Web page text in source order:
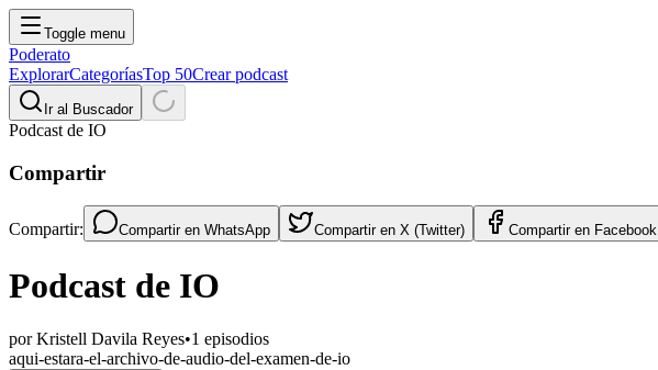
Toggle menu
Poderato
ExplorarCategoríasTop 50Crear podcast
Ir al Buscador
Podcast de IO
Compartir
Compartir: Compartir en WhatsApp Compartir en X (Twitter) Compartir en Facebook
Podcast de IO
porKristell Davila Reyes•1 episodios
aqui-estara-el-archivo-de-audio-del-examen-de-io